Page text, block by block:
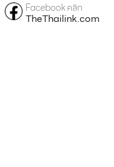
Facebook คลิก
TheThailink.com